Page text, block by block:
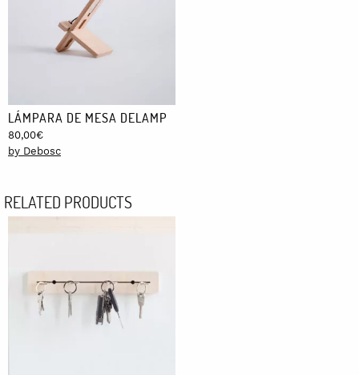
LÁMPARA DE MESA DELAMP
80,00€
by Debosc
RELATED PRODUCTS